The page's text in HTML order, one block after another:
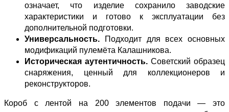
означает, что изделие сохранило заводские
характеристики и готово к эксплуатации без
дополнительной подготовки.
Универсальность. Подходит для всех основных
модификаций пулемёта Калашникова.
Историческая аутентичность. Советский образец
снаряжения, ценный для коллекционеров и
реконструкторов.
Короб с лентой на 200 элементов подачи — это